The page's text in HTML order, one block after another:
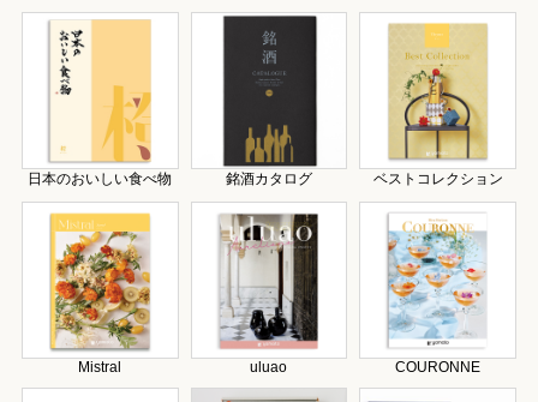
日本のおいしい食べ物 銘酒カタログ ベストコレクション
Mistral uluao COURONNE